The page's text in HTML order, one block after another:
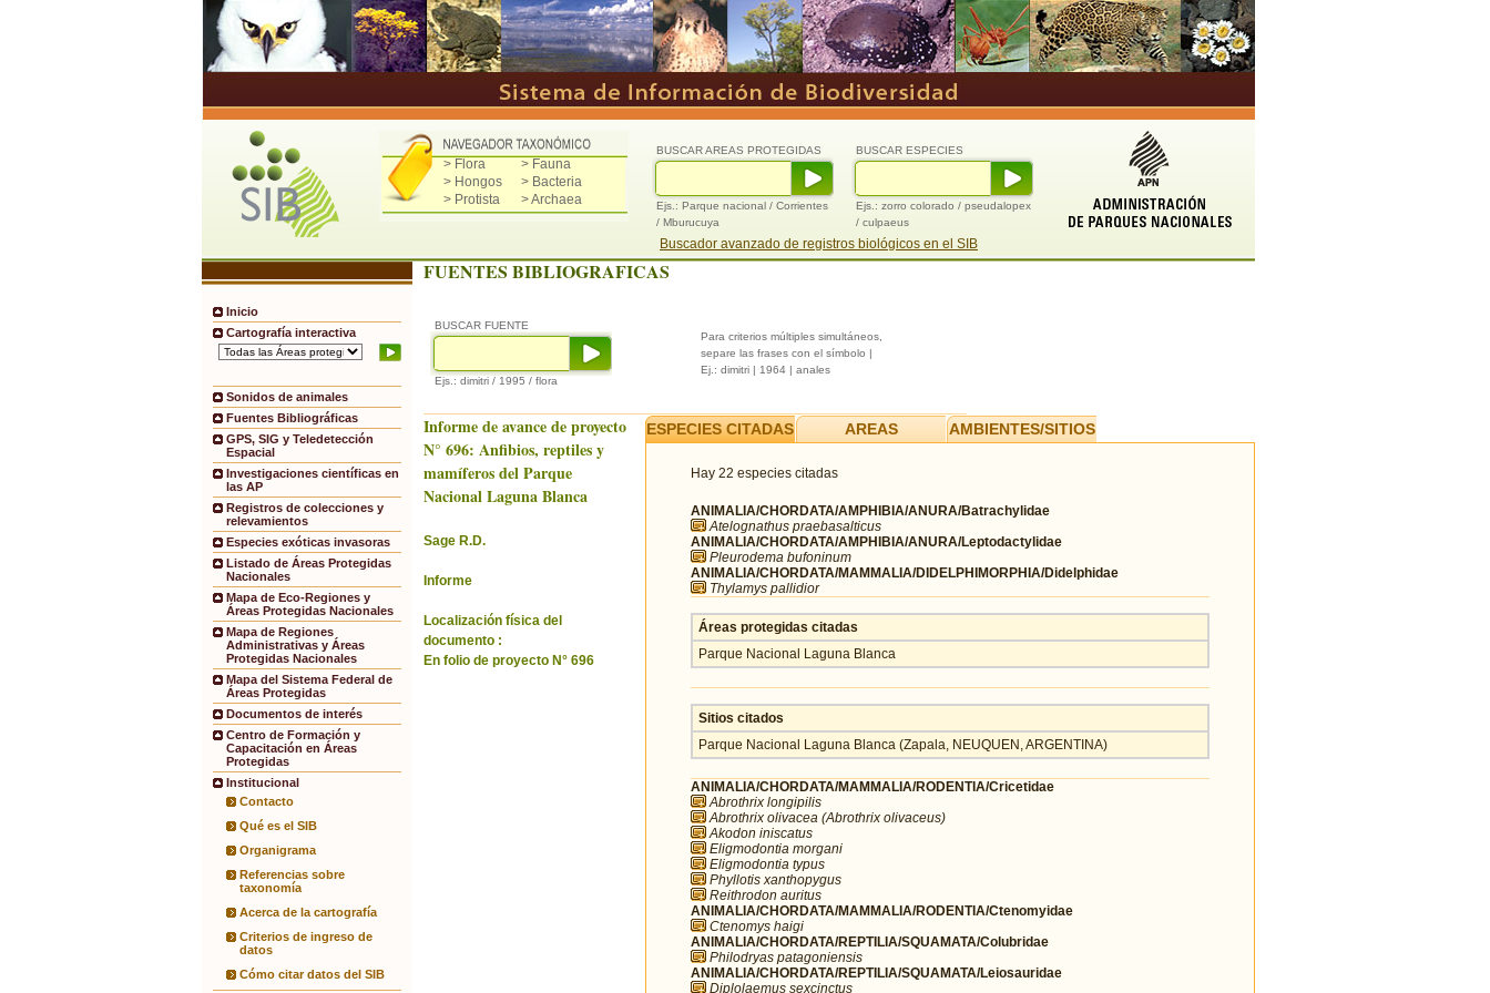
> Flora
> Fauna
> Hongos
> Bacteria
> Protista
> Archaea
BUSCAR ESPECIES
Ejs.: zorro colorado / pseudalopex
/ culpaeus
BUSCAR AREAS PROTEGIDAS
Ejs.: Parque nacional / Corrientes
/ Mburucuya
Buscador avanzado de registros biológicos en el SIB
Inicio
Cartografía interactiva
Sonidos de animales
Fuentes Bibliográficas
GPS, SIG y Teledetección
Espacial
Investigaciones científicas en
las AP
Registros de colecciones y
relevamientos
Especies exóticas invasoras
Listado de Áreas Protegidas
Nacionales
Mapa de Eco-Regiones y
Áreas Protegidas Nacionales
Mapa de Regiones
Administrativas y Áreas
Protegidas Nacionales
Mapa del Sistema Federal de
Áreas Protegidas
Documentos de interés
Centro de Formación y
Capacitación en Áreas
Protegidas
Institucional
Contacto
Qué es el SIB
Organigrama
Referencias sobre
taxonomía
Acerca de la cartografía
Criterios de ingreso de
datos
Cómo citar datos del SIB
FUENTES BIBLIOGRAFICAS
BUSCAR FUENTE
Ejs.: dimitri / 1995 / flora
Para criterios múltiples simultáneos,
separe las frases con el símbolo |
Ej.: dimitri | 1964 | anales
Informe de avance de proyecto
N° 696: Anfibios, reptiles y
mamíferos del Parque
Nacional Laguna Blanca
Sage R.D.
Informe
Localización física del
documento :
En folio de proyecto N° 696
ESPECIES CITADAS AREAS AMBIENTES/SITIOS
Hay 22 especies citadas
ANIMALIA/CHORDATA/AMPHIBIA/ANURA/Batrachylidae
Atelognathus praebasalticus
ANIMALIA/CHORDATA/AMPHIBIA/ANURA/Leptodactylidae
Pleurodema bufoninum
ANIMALIA/CHORDATA/MAMMALIA/DIDELPHIMORPHIA/Didelphidae
Thylamys pallidior
Áreas protegidas citadas
Parque Nacional Laguna Blanca
Sitios citados
Parque Nacional Laguna Blanca (Zapala, NEUQUEN, ARGENTINA)
ANIMALIA/CHORDATA/MAMMALIA/RODENTIA/Cricetidae
Abrothrix longipilis
Abrothrix olivacea (Abrothrix olivaceus)
Akodon iniscatus
Eligmodontia morgani
Eligmodontia typus
Phyllotis xanthopygus
Reithrodon auritus
ANIMALIA/CHORDATA/MAMMALIA/RODENTIA/Ctenomyidae
Ctenomys haigi
ANIMALIA/CHORDATA/REPTILIA/SQUAMATA/Colubridae
Philodryas patagoniensis
ANIMALIA/CHORDATA/REPTILIA/SQUAMATA/Leiosauridae
Diplolaemus sexcinctus